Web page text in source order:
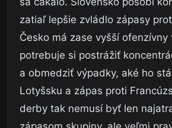
zatiaľ lepšie zvládlo zápasy
Česko má zase vyšší ofenzívny
potrebuje si postrážiť
a obmedziť výpadky, aké ho
Lotyšsku a zápas proti
derby tak nemusí byť len